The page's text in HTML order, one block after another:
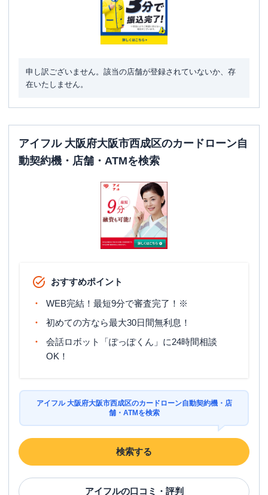
申し訳ございません。該当の店舗が登録されていないか、存
在いたしません。
アイフル 大阪府大阪市西成区のカードローン自
動契約機・店舗・ATMを検索
おすすめポイント
WEB完結！最短9分で審査完了！※
初めての方なら最大30日間無利息！
会話ロボット「ぽっぽくん」に24時間相談
OK！
アイフル 大阪府大阪市西成区のカードローン自動契約機・店
舗・ATMを検索
検索する
アイフルの口コミ・評判